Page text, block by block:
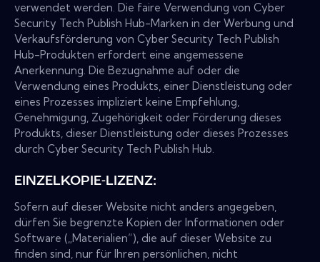
verwendet werden. Die faire Verwendung von Cyber
Security Tech Publish Hub-Marken in der Werbung und
Verkaufsförderung von Cyber Security Tech Publish
Hub-Produkten erfordert eine angemessene
Anerkennung. Die Bezugnahme auf oder die
Verwendung eines Produkts, einer Dienstleistung oder
eines Prozesses impliziert keine Empfehlung,
Genehmigung, Zugehörigkeit oder Förderung dieses
Produkts, dieser Dienstleistung oder dieses Prozesses
durch Cyber Security Tech Publish Hub.
EINZELKOPIE-LIZENZ:
Sofern auf dieser Website nicht anders angegeben,
dürfen Sie begrenzte Kopien der Informationen oder
Software („Materialien“), die auf dieser Website zu
finden sind, nur für Ihren persönlichen, nicht